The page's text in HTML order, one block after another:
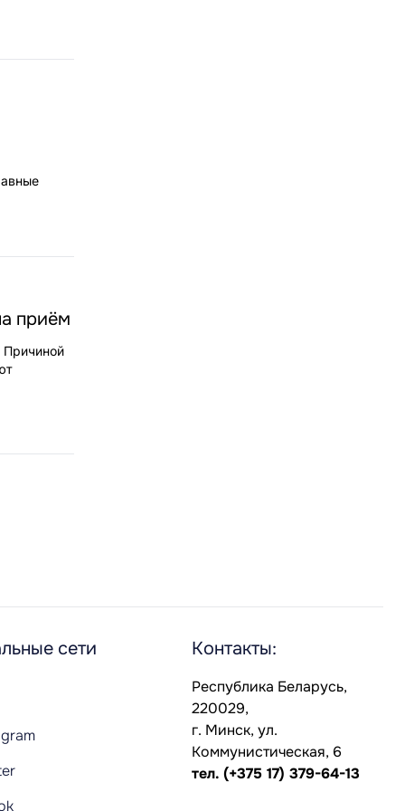
приём
сети Контакты:
Республика Беларусь,
220029,
г. Минск, ул.
Коммунистическая, 6
тел. (+375 17) 379-64-13